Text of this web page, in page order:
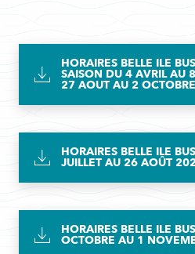
HORAIRES BELLE ILE
SAISON DU 4 AVRIL AU
27 AOUT AU 2
HORAIRES BELLE ILE
JUILLET AU 26 AOÛT
HORAIRES BELLE ILE
OCTOBRE AU 1